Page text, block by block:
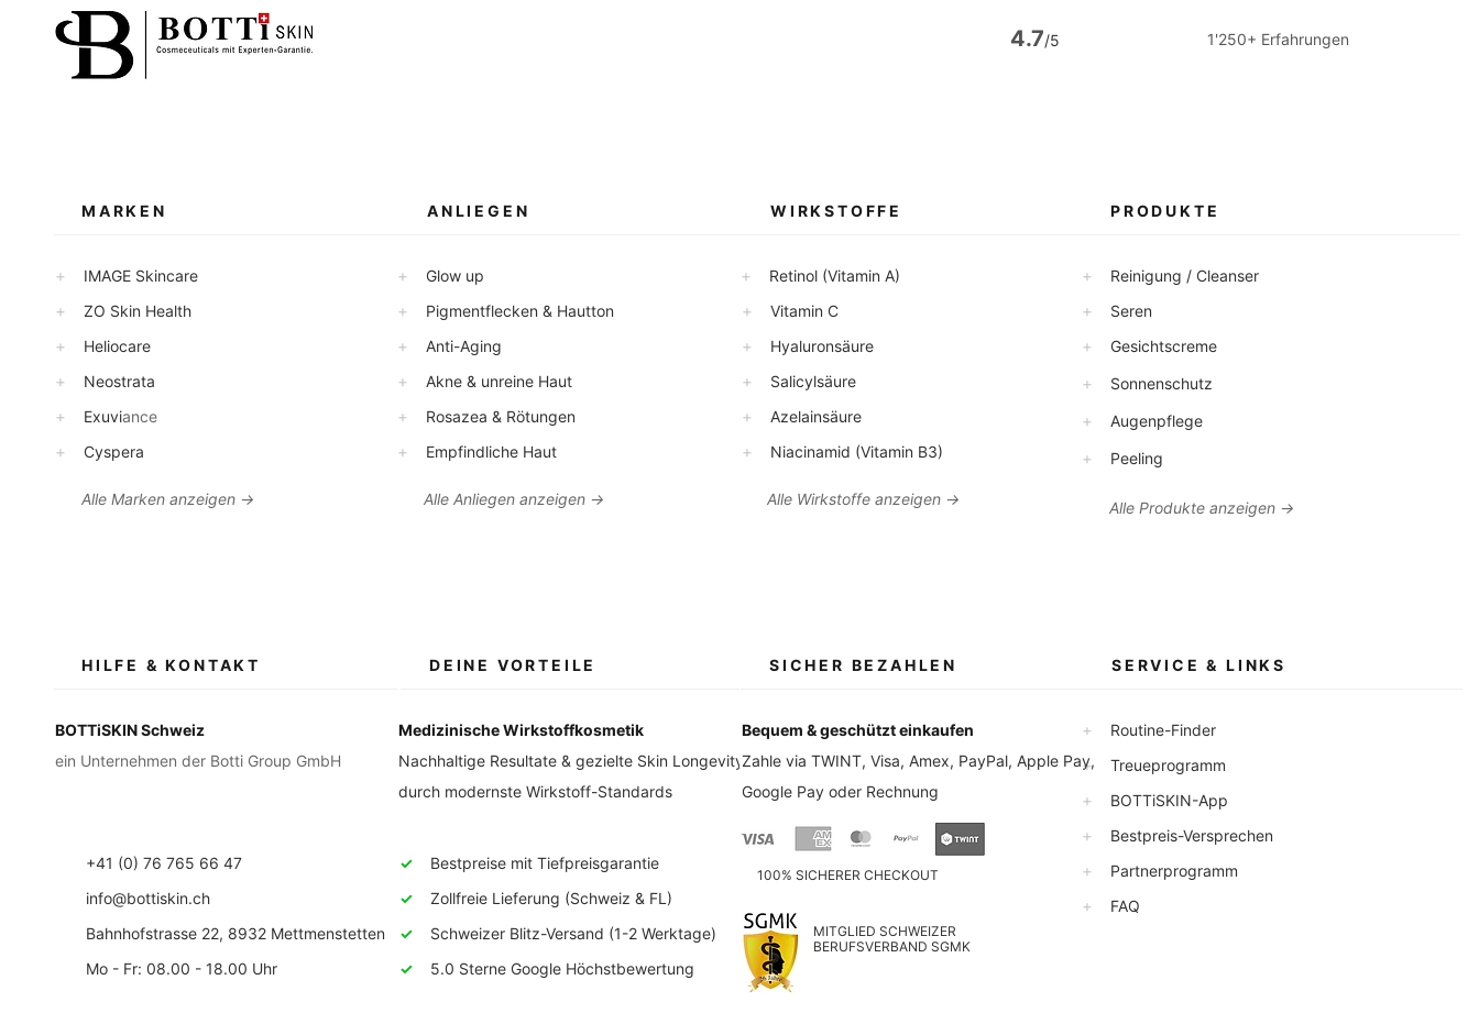
4.7/5 1'250+ Erfahrungen
MARKEN
+ IMAGE Skincare
+ ZO Skin Health
+ Heliocare
+ Neostrata
+ Exuviance
+ Cyspera
Alle Marken anzeigen →
ANLIEGEN
+ Glow up
+ Pigmentflecken & Hautton
+ Anti-Aging
+ Akne & unreine Haut
+ Rosazea & Rötungen
+ Empfindliche Haut
Alle Anliegen anzeigen →
WIRKSTOFFE
+ Vitamin C
+ Hyaluronsäure
+ Salicylsäure
+ Azelainsäure
+ Niacinamid (Vitamin B3)
PRODUKTE
+ Reinigung / Cleanser
+ Seren
+ Gesichtscreme
+ Sonnenschutz
+ Augenpflege
+ Peeling
Alle Produkte anzeigen →
+ Retinol (Vitamin A)
Alle Wirkstoffe anzeigen →
HILFE & KONTAKT
BOTTiSKIN Schweiz
ein Unternehmen der Botti Group GmbH
+41 (0) 76 765 66 47
info@bottiskin.ch
Bahnhofstrasse 22, 8932 Mettmenstetten
Mo - Fr: 08.00 - 18.00 Uhr
DEINE VORTEILE
Medizinische Wirkstoffkosmetik
Nachhaltige Resultate & gezielte Skin Longevity
durch modernste Wirkstoff-Standards
✓ Bestpreise mit Tiefpreisgarantie
✓ Zollfreie Lieferung (Schweiz & FL)
✓ Schweizer Blitz-Versand (1-2 Werktage)
✓ 5.0 Sterne Google Höchstbewertung
​100% SICHERER CHECKOUT
MITGLIED SCHWEIZER
BERUFSVERBAND SGMK
SERVICE & LINKS
+ Routine-Finder
+Treueprogramm
+ BOTTiSKIN-App
+ Bestpreis-Versprechen
+ Partnerprogramm
+ FAQ
SICHER BEZAHLEN
Bequem & geschützt einkaufen
Zahle via TWINT, Visa, Amex, PayPal, Apple Pay,
Google Pay oder Rechnung